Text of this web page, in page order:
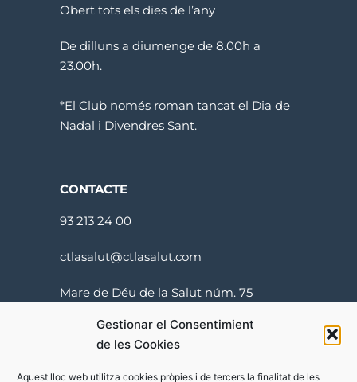
Gestionar el Consentimient
de les Cookies
Aquest lloc web utilitza cookies pròpies i de tercers la finalitat de les
Obert tots els dies de l’any
De dilluns a diumenge de 8.00h a
23.00h.
*El Club només roman tancat el Dia de
Nadal i Divendres Sant.
CONTACTE
93 213 24 00
ctlasalut@ctlasalut.com
Mare de Déu de la Salut núm. 75